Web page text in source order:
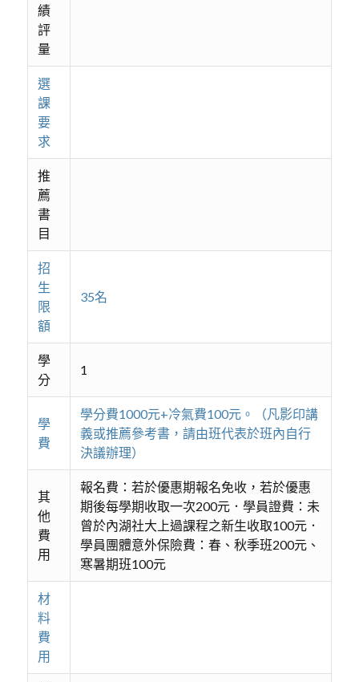
績
評
量
選
課
要
求
推
薦
書
目
招
生
限
額
35名
學
分
1
學
費
學分費1000元+冷氣費100元。（凡影印講
義或推薦參考書，請由班代表於班內自行
決議辦理）
其
他
費
用
報名費：若於優惠期報名免收，若於優惠
期後每學期收取一次200元．學員證費：未
曾於內湖社大上過課程之新生收取100元．
學員團體意外保險費：春、秋季班200元、
寒暑期班100元
材
料
費
用